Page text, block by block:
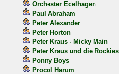
Orchester Edelhagen
Paul Abraham
Peter Alexander
Peter Horton
Peter Kraus - Micky Main
Peter Kraus und die Rockies
Ponny Boys
Procol Harum